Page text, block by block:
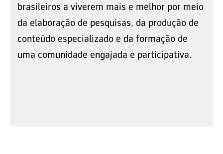
brasileiros a viverem mais e melhor por meio
da elaboração de pesquisas, da produção de
conteúdo especializado e da formação de
uma comunidade engajada e participativa.